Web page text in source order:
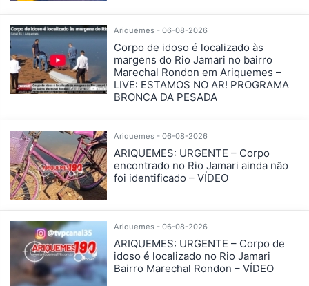
Ariquemes - 06-08-2026
Corpo de idoso é localizado às
margens do Rio Jamari no bairro
Marechal Rondon em Ariquemes –
LIVE: ESTAMOS NO AR! PROGRAMA
BRONCA DA PESADA
Ariquemes - 06-08-2026
ARIQUEMES: URGENTE – Corpo
encontrado no Rio Jamari ainda não
foi identificado – VÍDEO
Ariquemes - 06-08-2026
ARIQUEMES: URGENTE – Corpo de
idoso é localizado no Rio Jamari
Bairro Marechal Rondon – VÍDEO